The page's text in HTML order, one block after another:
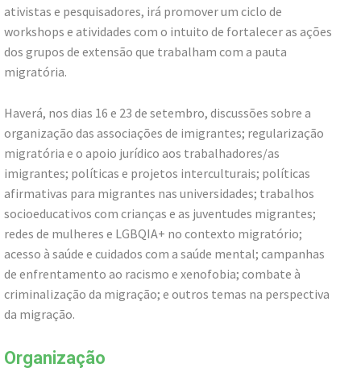
ativistas e pesquisadores, irá promover um ciclo de
workshops e atividades com o intuito de fortalecer as ações
dos grupos de extensão que trabalham com a pauta
migratória.
Haverá, nos dias 16 e 23 de setembro, discussões sobre a
organização das associações de imigrantes; regularização
migratória e o apoio jurídico aos trabalhadores/as
imigrantes; políticas e projetos interculturais; políticas
afirmativas para migrantes nas universidades; trabalhos
socioeducativos com crianças e as juventudes migrantes;
redes de mulheres e LGBQIA+ no contexto migratório;
acesso à saúde e cuidados com a saúde mental; campanhas
de enfrentamento ao racismo e xenofobia; combate à
criminalização da migração; e outros temas na perspectiva
da migração.
Organização